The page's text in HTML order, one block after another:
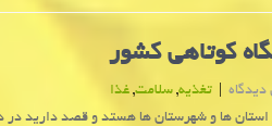
کوتاهی کشور
دیدگاه تغذیه, سلامت, غذا
ها و شهرستان ها هستد و قصد دارید در